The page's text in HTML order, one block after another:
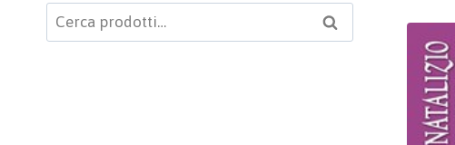
Cerca: Cerca